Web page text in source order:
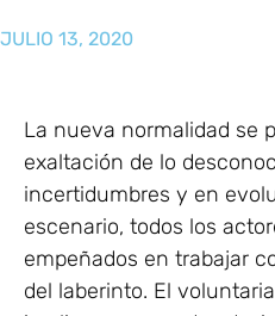
JULIO 13, 2020
La nueva normalidad se
exaltación de lo
incertidumbres y en
escenario, todos los
empeñados en trabajar
del laberinto. El